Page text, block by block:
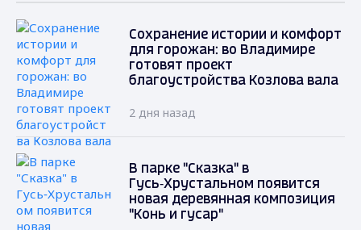
Сохранение истории и комфорт
для горожан: во Владимире
готовят проект
благоустройства Козлова вала
2 дня назад
В парке "Сказка" в
Гусь‑Хрустальном появится
новая деревянная композиция
"Конь и гусар"